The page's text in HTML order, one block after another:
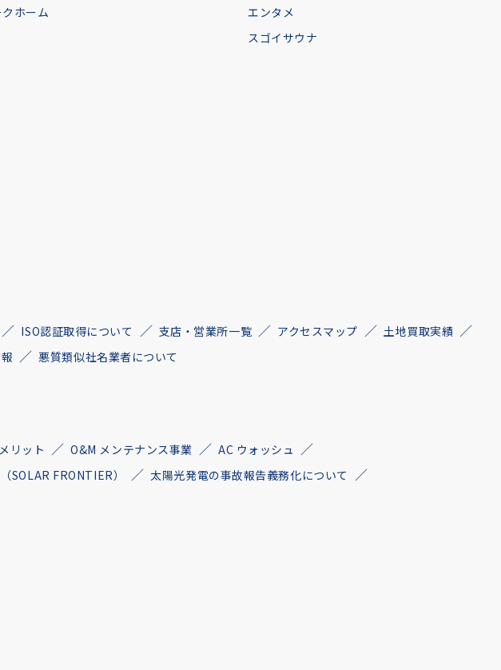
クホーム
エンタメ
スゴイサウナ
ISO認証取得について 支店・営業所一覧 アクセスマップ
土地買取実績
悪質類似社名業者について
リット O&M メンテナンス事業
AC ウォッシュ
SOLAR FRONTIER）
太陽光発電の事故報告義務化について